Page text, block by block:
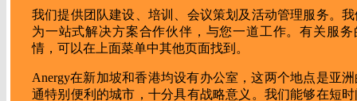
我们提供团队建设、培训、会议策划及活动管理服务。
为一站式解决方案合作伙伴，与您一道工作。有关服务
情，可以在上面菜单中其他页面找到。
Anergy在新加坡和香港均设有办公室，这两个地点是亚
通特别便利的城市，十分具有战略意义。我们能够在短